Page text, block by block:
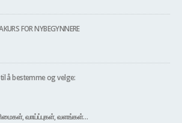
FOR NYBEGYNNERE
å bestemme og velge:
வாய்ப்புகள், வளங்கள்…